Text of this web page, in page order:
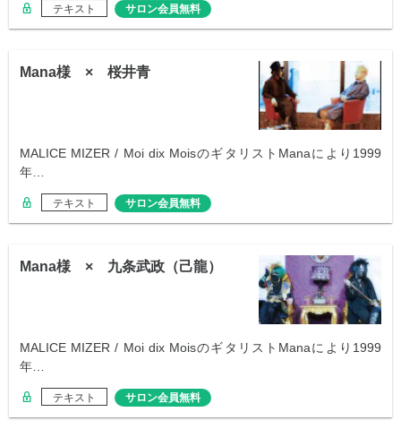
テキスト サロン会員無料
Mana様 × 桜井青
MALICE MIZER / Moi dix MoisのギタリストManaにより1999
年…
テキスト サロン会員無料
Mana様 × 九条武政（己龍）
MALICE MIZER / Moi dix MoisのギタリストManaにより1999
年…
テキスト サロン会員無料